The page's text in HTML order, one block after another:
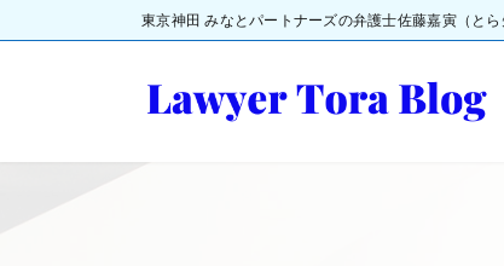
東京神田 みなとパートナーズの弁護士佐藤嘉寅（と